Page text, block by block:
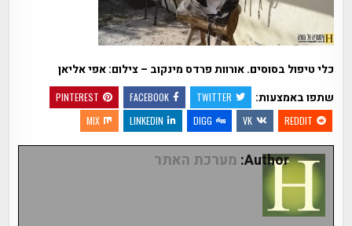
כלי טיפול בסוסים. אורוות פרדס מינקוב – צילום: אפי אליאן
שתפו באמצעות:
TWITTER
FACEBOOK
PINTEREST
REDDIT
VK
DIGG
LINKEDIN
MIX
Author: מערכת האתר